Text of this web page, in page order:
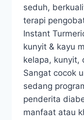
seduh,
terapi
Instant
kunyit & kayu
kelapa, kunyit,
Sangat cocok
sedang
penderita
manfaat atau